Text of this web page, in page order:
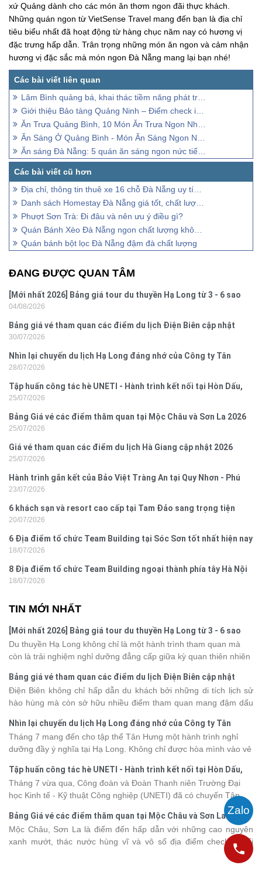
xứ Quảng dành cho các món ăn thơm ngon đãi thực khách.
Những quán ngon từ VietSense Travel mang đến bạn là địa chỉ
tiêu biểu nhất đã hoạt động từ hàng chục năm nay có hương vị
đặc trưng hấp dẫn. Trân trọng những món ăn ngon và cảm nhận
hương vị đặc sắc mà món ngon Đà Nẵng mang lại bạn nhé!
Lâm Bình quảng bá, khai thác tiềm năng phát triển du lịch
Giới thiệu Bảo tàng Quảng Ninh – Điểm check in hot nhất tại Quảng Ninh
Ăn Trưa Quảng Bình, 10 Món Ăn Trưa Ngon Nhất Ở Quảng Bình
Ăn Sáng Ở Quảng Bình - Món Ăn Sáng Ngon Nhất Ở Quảng Bình
Ăn sáng Đà Nẵng: 5 quán ăn sáng ngon nức tiếng ở Đà Nẵng
Địa chỉ, thông tin thuê xe 16 chỗ Đà Nẵng uy tín, chất lượng
Danh sách Homestay Đà Nẵng giá tốt, chất lượng uy tín.
Phượt Sơn Trà: Đi đâu và nên ưu ý điều gì?
Quán Bánh Xèo Đà Nẵng ngon chất lượng không thể bỏ qua
Quán bánh bột lọc Đà Nẵng đậm đà chất lượng
ĐANG ĐƯỢC QUAN TÂM
[Mới nhất 2026] Bảng giá tour du thuyền Hạ Long từ 3 - 6 sao
04/08/2026
Bảng giá vé tham quan các điểm du lịch Điện Biên cập nhật
2026
30/07/2026
Nhìn lại chuyến du lịch Hạ Long đáng nhớ của Công ty Tân
Hưng 2026
28/07/2026
Tập huấn công tác hè UNETI - Hành trình kết nối tại Hòn Dấu,
Đồ Sơn
25/07/2026
Bảng Giá vé các điểm thăm quan tại Mộc Châu và Sơn La 2026
25/07/2026
Giá vé tham quan các điểm du lịch Hà Giang cập nhật 2026
25/07/2026
Hành trình gắn kết của Bảo Việt Tràng An tại Quy Nhơn - Phú
Yên
23/07/2026
6 khách sạn và resort cao cấp tại Tam Đảo sang trọng tiện
nghi
20/07/2026
6 Địa điểm tổ chức Team Building tại Sóc Sơn tốt nhất hiện nay
18/07/2026
8 Địa điểm tổ chức Team Building ngoại thành phía tây Hà Nội
18/07/2026
TIN MỚI NHẤT
[Mới nhất 2026] Bảng giá tour du thuyền Hạ Long từ 3 - 6 sao
Du thuyền Hạ Long không chỉ là một hành trình tham quan mà
còn là trải nghiệm nghỉ dưỡng đẳng cấp giữa kỳ quan thiên nhiên
khác nhau, khiến nhiều du khách băn khoăn khi lựa chọn. Bài viết
dưới đây sẽ cập nhật bảng giá tour du thuyền Hạ Long mới nhất
2026 từ 3 - 6 sao, giúp bạn dễ dàng so sánh và tìm được hành
trình phù hợp với nhu cầu cũng như ngân sách.
Bảng giá vé tham quan các điểm du lịch Điện Biên cập nhật
2026
Điện Biên không chỉ hấp dẫn du khách bởi những di tích lịch sử
hào hùng mà còn sở hữu nhiều điểm tham quan mang đậm dấu
phá vùng đất này, việc cập nhật trước giá vé sẽ giúp bạn chủ
động hơn trong lịch trình và chi phí. Cùng Vietsense Travel tham
khảo bảng giá vé tham quan các điểm du lịch Điện Biênmới nhất
năm 2026 ngay dưới đây.
Nhìn lại chuyến du lịch Hạ Long đáng nhớ của Công ty Tân
Hưng 2026
Tháng 7 mang đến cho tập thể Tân Hưng một hành trình nghỉ
dưỡng đầy ý nghĩa tại Hạ Long. Không chỉ được hòa mình vào vẻ
kết, sẻ chia và lưu giữ nhiều khoảnh khắc đáng nhớ. Hãy cùng
nhìn lại chuyến đi ngập tràn niềm vui và những trải nghiệm khó
quên.
Tập huấn công tác hè UNETI - Hành trình kết nối tại Hòn Dấu,
Đồ Sơn
Tháng 7 vừa qua, Công đoàn và Đoàn Thanh niên Trường Đại
học Kinh tế - Kỹ thuật Công nghiệp (UNETI) đã có chuyến Tập
huấn công tác hè 2026 đầy ý nghĩa tại Hòn Dấu - Đồ Sơn. Không
chỉ là dịp nâng cao kỹ năng và chia sẻ kinh nghiệm công tác,
chương trình còn mang đến những hoạt động giao lưu sôi nổi,
góp phần gắn kết tập thể và lưu giữ nhiều kỷ niệm đáng nhớ.
Bảng Giá vé các điểm thăm quan tại Mộc Châu và Sơn La 2026
Mộc Châu, Sơn La là điểm đến hấp dẫn với những cao nguyên
xanh mướt, thác nước hùng vĩ và vô số địa điểm check-in nổi
tiếng. Trước khi lên đường, việc cập nhật giá vé tham quan sẽ
giúp bạn chủ động hơn trong việc lên lịch trình và dự trù chi phí